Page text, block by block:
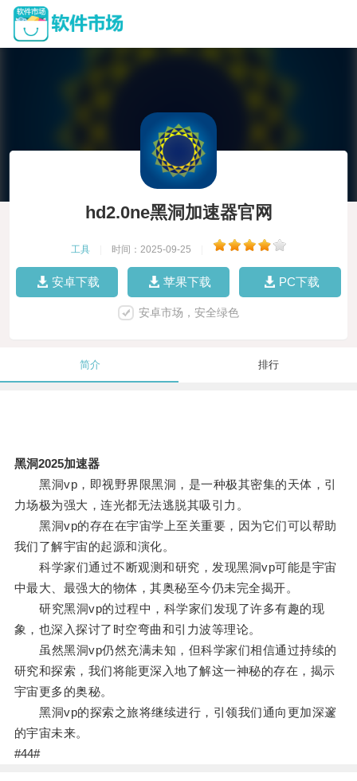
hd2.0ne黑洞加速器官网
工具 时间：2025-09-25
安卓下载 苹果下载 PC下载
安卓市场，安全绿色
简介 排行
黑洞2025加速器
黑洞vp，即视野界限黑洞，是一种极其密集的天体，引
力场极为强大，连光都无法逃脱其吸引力。
黑洞vp的存在在宇宙学上至关重要，因为它们可以帮助
我们了解宇宙的起源和演化。
科学家们通过不断观测和研究，发现黑洞vp可能是宇宙
中最大、最强大的物体，其奥秘至今仍未完全揭开。
研究黑洞vp的过程中，科学家们发现了许多有趣的现
象，也深入探讨了时空弯曲和引力波等理论。
虽然黑洞vp仍然充满未知，但科学家们相信通过持续的
研究和探索，我们将能更深入地了解这一神秘的存在，揭示
宇宙更多的奥秘。
黑洞vp的探索之旅将继续进行，引领我们通向更加深邃
的宇宙未来。
#44#